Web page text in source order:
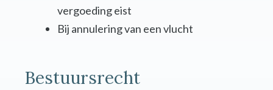
vergoeding eist
Bij annulering van een vlucht
Bestuursrecht